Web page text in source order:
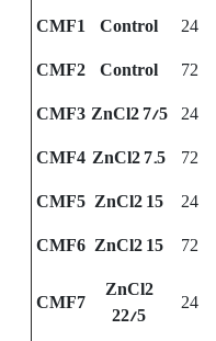
CMF1 Control 24
CMF2 Control 72
CMF3ZnCl2 7/5 24
CMF4 ZnCl2 7.5 72
CMF5 ZnCl2 15 24
CMF6 ZnCl2 15 72
CMF7 ZnCl2
22/5
24